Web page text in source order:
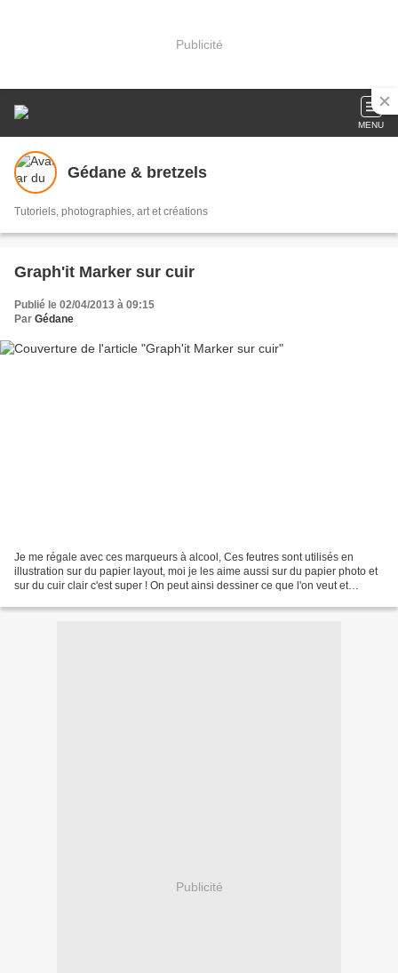
Publicité
MENU
Gédane & bretzels
Tutoriels, photographies, art et créations
Graph'it Marker sur cuir
Publié le 02/04/2013 à 09:15
Par Gédane
Je me régale avec ces marqueurs à alcool, Ces feutres sont utilisés en
illustration sur du papier layout, moi je les aime aussi sur du papier photo et
sur du cuir clair c'est super ! On peut ainsi dessiner ce que l'on veut et
Publicité